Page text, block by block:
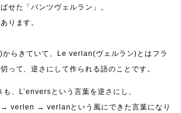
せた「パンツヴェルラン」。
ります。
らきていて、Le verlan(ヴェルラン)とはフラ
って、逆さにして作られる語のことです。
、L’enversという言葉を逆さにし、
verlen → verlanという風にできた言葉になり